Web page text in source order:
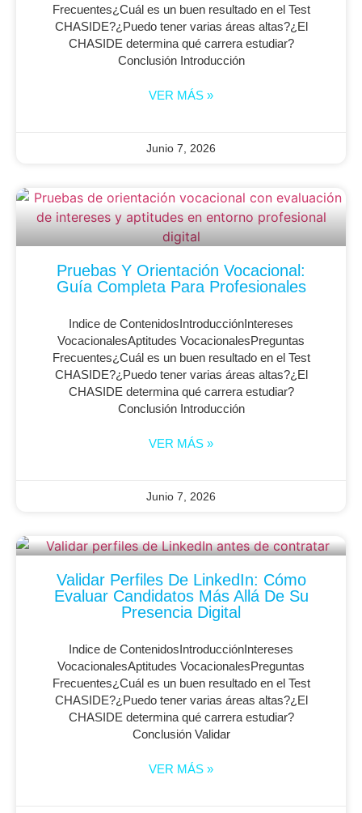
Frecuentes¿Cuál es un buen resultado en el Test
CHASIDE?¿Puedo tener varias áreas altas?¿El
CHASIDE determina qué carrera estudiar?
Conclusión Introducción
VER MÁS »
Junio 7, 2026
Pruebas Y Orientación Vocacional:
Guía Completa Para Profesionales
Indice de ContenidosIntroducciónIntereses
VocacionalesAptitudes VocacionalesPreguntas
Frecuentes¿Cuál es un buen resultado en el Test
CHASIDE?¿Puedo tener varias áreas altas?¿El
CHASIDE determina qué carrera estudiar?
Conclusión Introducción
VER MÁS »
Junio 7, 2026
Validar Perfiles De LinkedIn: Cómo
Evaluar Candidatos Más Allá De Su
Presencia Digital
Indice de ContenidosIntroducciónIntereses
VocacionalesAptitudes VocacionalesPreguntas
Frecuentes¿Cuál es un buen resultado en el Test
CHASIDE?¿Puedo tener varias áreas altas?¿El
CHASIDE determina qué carrera estudiar?
Conclusión Validar
VER MÁS »